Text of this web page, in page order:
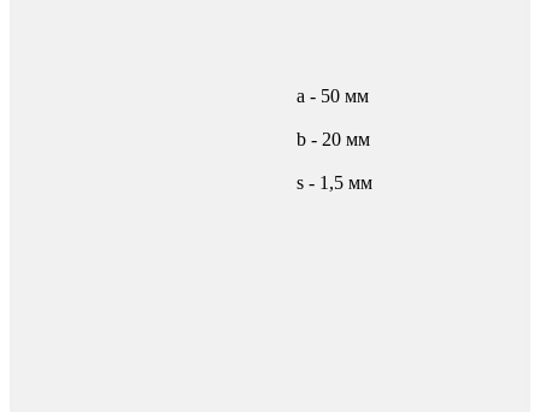
а - 50 мм
b - 20 мм
s - 1,5 мм